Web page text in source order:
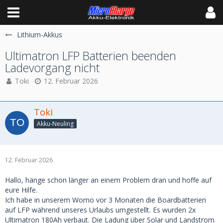
Lithium-Akkus
Ultimatron LFP Batterien beenden
Ladevorgang nicht
Toki 12. Februar 2026
Toki
Akku-Neuling
12. Februar 2026
Hallo, hänge schon länger an einem Problem dran und hoffe auf
eure Hilfe.
Ich habe in unserem Womo vor 3 Monaten die Boardbatterien
auf LFP während unseres Urlaubs umgestellt. Es wurden 2x
Ultimatron 180Ah verbaut. Die Ladung über Solar und Landstrom